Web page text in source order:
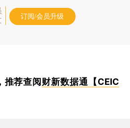
订阅/会员升级
推荐查阅 财新数据通【CEIC